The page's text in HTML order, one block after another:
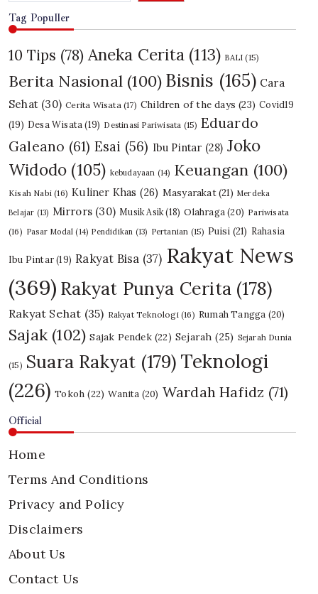
Tag Populler
10 Tips (78) Aneka Cerita (113) BALI (15)
Berita Nasional (100) Bisnis (165) Cara
Sehat (30) Cerita Wisata(17) Children of the days (23) Covid19
(19) Desa Wisata (19) Destinasi Pariwisata (15) Eduardo
Galeano (61) Esai (56) Ibu Pintar (28) Joko
Widodo (105) kebudayaan (14) Keuangan (100)
Kisah Nabi (16) Kuliner Khas (26) Masyarakat(21) Merdeka
Belajar (13) Mirrors (30) Musik Asik(18) Olahraga(20) Pariwisata
(16) Pasar Modal (14) Pendidikan (13) Pertanian (15) Puisi (21) Rahasia
Ibu Pintar(19) Rakyat Bisa (37) Rakyat News
(369) Rakyat Punya Cerita (178)
Rakyat Sehat (35) Rakyat Teknologi(16) Rumah Tangga (20)
Sajak (102) Sajak Pendek(22) Sejarah (25) Sejarah Dunia
(15) Suara Rakyat (179) Teknologi
(226) Tokoh (22) Wanita (20) Wardah Hafidz (71)
Official
Home
Terms And Conditions
Privacy and Policy
Disclaimers
About Us
Contact Us